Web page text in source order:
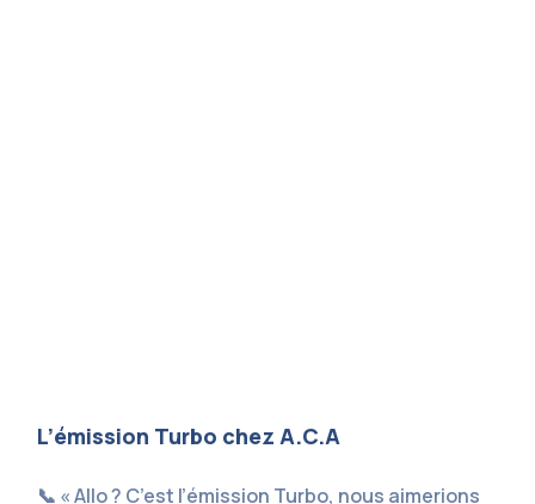
L’émission Turbo chez A.C.A
📞 « Allo ? C’est l’émission Turbo, nous aimerions